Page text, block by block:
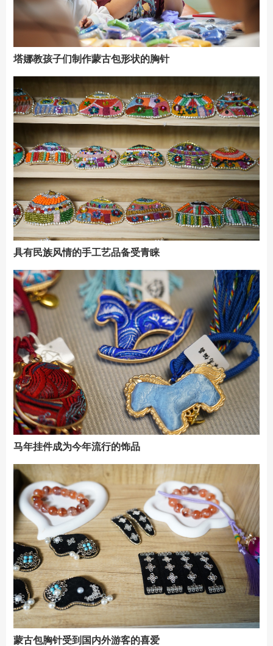
塔娜教孩子们制作蒙古包形状的胸针
具有民族风情的手工艺品备受青睐
马年挂件成为今年流行的饰品
蒙古包胸针受到国内外游客的喜爱